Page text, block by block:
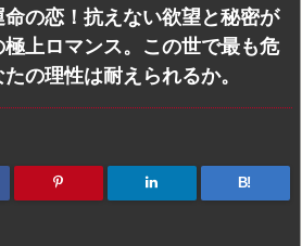
命の恋！抗えない欲望と秘密が
上ロマンス。この世で最も危
の理性は耐えられるか。
B!